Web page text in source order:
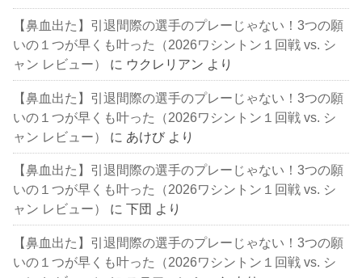
【鼻血出た】引退間際の選手のプレーじゃない！3つの願
いの１つが早くも叶った（2026ワシントン１回戦 vs. シ
ャン レビュー）
に ウクレリアン より
【鼻血出た】引退間際の選手のプレーじゃない！3つの願
いの１つが早くも叶った（2026ワシントン１回戦 vs. シ
ャン レビュー）
に あけび より
【鼻血出た】引退間際の選手のプレーじゃない！3つの願
いの１つが早くも叶った（2026ワシントン１回戦 vs. シ
ャン レビュー）
に下団 より
【鼻血出た】引退間際の選手のプレーじゃない！3つの願
いの１つが早くも叶った（2026ワシントン１回戦 vs. シ